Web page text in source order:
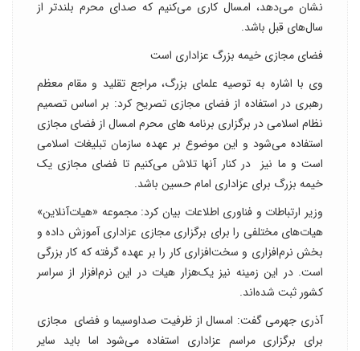
نشان می‌دهد، امسال کاری می‌کنیم که صدای محرم بلندتر از
سال‌های قبل باشد.
فضای مجازی خیمه بزرگ عزاداری است
وی با اشاره به توصیه علمای بزرگ، مراجع تقلید و مقام معظم
رهبری در استفاده از فضای مجازی تصریح کرد: بر اساس تصمیم
نظام اسلامی در برگزاری برنامه های محرم امسال از فضای مجازی
استفاده می‌شود و این موضوع بر عهده سازمان تبلیغات اسلامی
است و ما نیز در کنار آنها تلاش می‌کنیم تا فضای مجازی یک
خیمه بزرگ برای عزاداری امام حسین باشد.
وزیر ارتباطات و فناوری اطلاعات بیان کرد: مجموعه «هیات‌آنلاین»
هیات‌های مختلفی را برای برگزاری مجازی عزاداری آموزش داده و
بخش نرم‌افزاری و سخت‌افزاری کار را بر عهده گرفته که کار بزرگی
است. در این زمینه نیز یک‌هزار هیات در این نرم‌افزار از سراسر
کشور ثبت شده‌اند.
آذری جهرمی گفت: امسال از ظرفیت صداوسیما و فضای مجازی
برای برگزاری مراسم عزاداری استفاده می‌شود اما باید سایر